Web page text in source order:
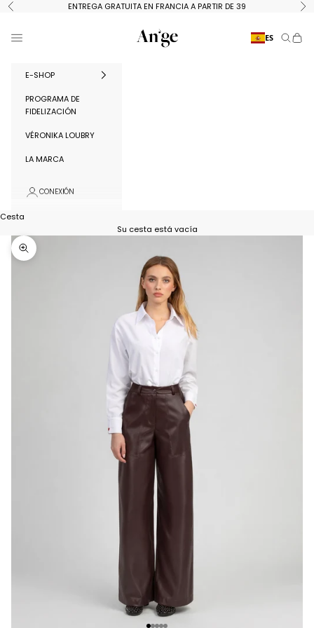
Ir al contenido
Anterior ENTREGA GRATUITA EN FRANCIA A PARTIR DE 39
Ange Paris
Menú ES Buscar
E-SHOP
PROGRAMA DE
FIDELIZACIÓN
VÉRONIKA LOUBRY
LA MARCA
CONEXIÓN
Cesta
Su cesta está vacía
Ampliar la imagen